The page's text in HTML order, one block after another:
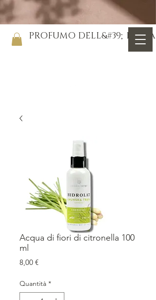
PROFUMO DELL&#39;ISTRIA
Acqua di fiori di citronella 100
ml
8,00 €Prezzo
Quantità *